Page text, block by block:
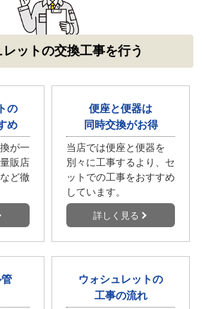
レットの交換工事を行う
の
め
が一
販店
ど徹
便座と便器は
同時交換がお得
当店では便座と便器を
別々に工事するより、セ
ットでの工事をおすすめ
しています。
詳しく見る
ウォシュレットの
工事の流れ